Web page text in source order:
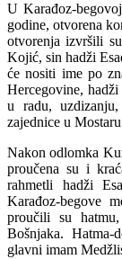
U Karađoz-
godine, otvorena
otvorenja izvršili
Kojić, sin hadži
će nositi ime po
Hercegovine,
u radu,
zajednice u
Nakon odlomka
proučena su i
rahmetli hadži
Karađoz-begove
proučili su
Bošnjaka.
glavni imam